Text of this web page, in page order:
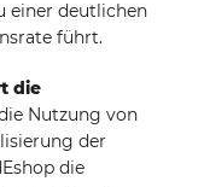
einer deutlichen
führt.
die
Nutzung von
der
die